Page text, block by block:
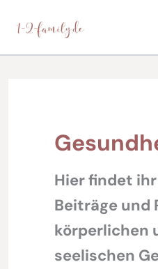
Inhalt
springen
Hier findet
Beiträge und
körperlichen
seelischen